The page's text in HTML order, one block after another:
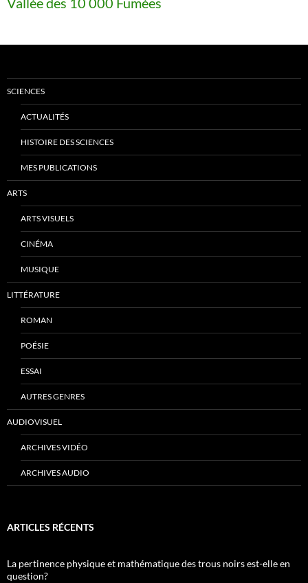
SCIENCES
ACTUALITÉS
HISTOIRE DES SCIENCES
MES PUBLICATIONS
ARTS
ARTS VISUELS
CINÉMA
MUSIQUE
LITTÉRATURE
ROMAN
POÉSIE
ESSAI
AUTRES GENRES
AUDIOVISUEL
ARCHIVES VIDÉO
ARCHIVES AUDIO
ARTICLES RÉCENTS
La pertinence physique et mathématique des trous noirs est-elle en
question?